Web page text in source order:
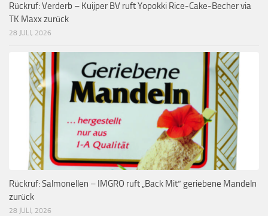
Rückruf: Verderb – Kuijper BV ruft Yopokki Rice-Cake-Becher via
TK Maxx zurück
28 JULI, 2026
Rückruf: Salmonellen – IMGRO ruft „Back Mit“ geriebene Mandeln
zurück
28 JULI, 2026